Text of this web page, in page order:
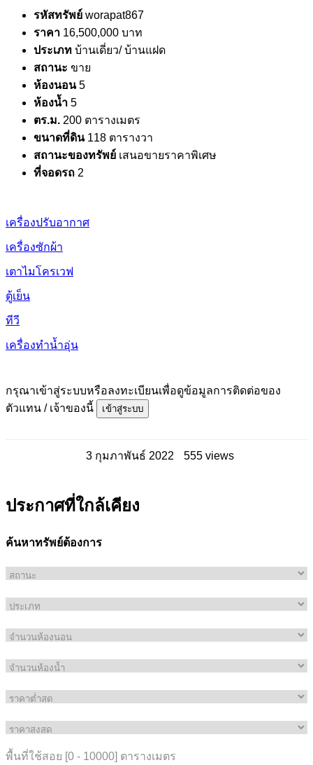
รหัสทรัพย์ worapat867
ราคา 16,500,000 บาท
ประเภท บ้านเดี่ยว/ บ้านแฝด
สถานะ ขาย
ห้องนอน 5
ห้องน้ำ 5
ตร.ม. 200 ตารางเมตร
ขนาดที่ดิน 118 ตารางวา
สถานะของทรัพย์ เสนอขายราคาพิเศษ
ที่จอดรถ 2
เครื่องปรับอากาศ
เครื่องซักผ้า
เตาไมโครเวฟ
ตู้เย็น
ทีวี
เครื่องทำน้ำอุ่น
กรุณาเข้าสู่ระบบหรือลงทะเบียนเพื่อดูข้อมูลการติดต่อของ
ตัวแทน / เจ้าของนี้
เข้าสู่ระบบ
3 กุมภาพันธ์ 2022 555 views
ประกาศที่ใกล้เคียง
ค้นหาทรัพย์ต้องการ
พื้นที่ใช้สอย [0 - 10000] ตารางเมตร